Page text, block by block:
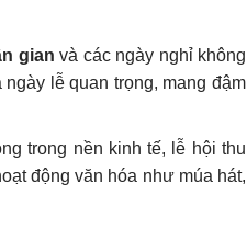
gian và các ngày nghỉ không
lễ quan trọng, mang đậm
trong nền kinh tế, lễ hội thu
động văn hóa như múa hát,